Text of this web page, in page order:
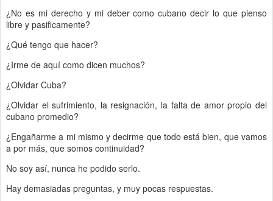
¿No es mi derecho y mi deber como cubano decir lo que pienso
libre y pasificamente?
¿Qué tengo que hacer?
¿Irme de aquí como dicen muchos?
¿Olvidar Cuba?
¿Olvidar el sufrimiento, la resignación, la falta de amor propio del
cubano promedio?
¿Engañarme a mi mismo y decirme que todo está bien, que vamos
a por más, que somos continuidad?
No soy así, nunca he podido serlo.
Hay demasiadas preguntas, y muy pocas respuestas.